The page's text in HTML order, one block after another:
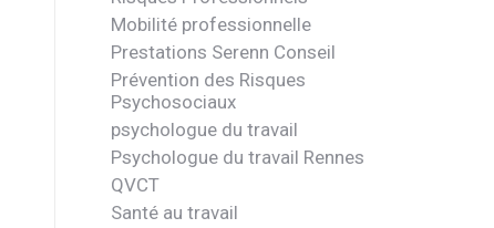
Mobilité professionnelle
Prestations Serenn Conseil
Prévention des Risques
Psychosociaux
psychologue du travail
Psychologue du travail Rennes
QVCT
Santé au travail